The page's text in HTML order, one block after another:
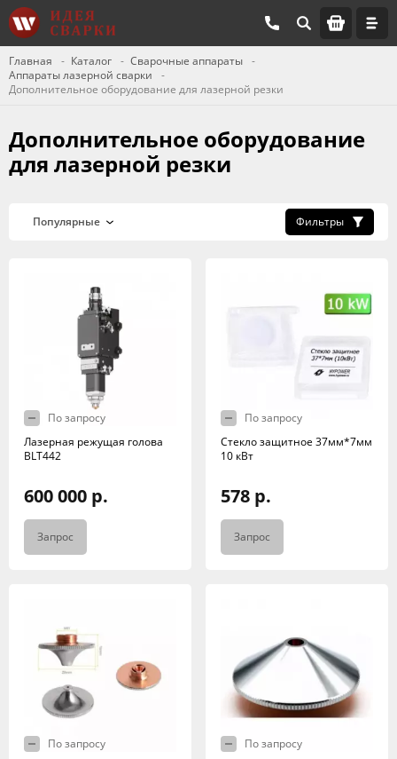
Главная Каталог
Сварочные аппараты
Аппараты лазерной сварки
Дополнительное оборудование для лазерной резки
Дополнительное оборудование
для лазерной резки
Фильтры
По запросу
Лазерная режущая голова
BLT442
600 000 р.
Запрос
По запросу
Стекло защитное 37мм*7мм
10 кВт
578 р.
Запрос
По запросу
По запросу